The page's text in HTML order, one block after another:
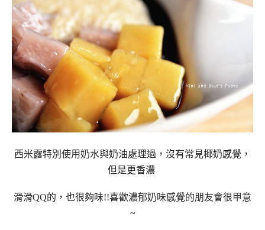
西米露特別使用奶水與奶油處理過，沒有常見椰奶感覺，
但是更香濃
滑滑QQ的，也很夠味!!喜歡濃郁奶味感覺的朋友會很甲意
~